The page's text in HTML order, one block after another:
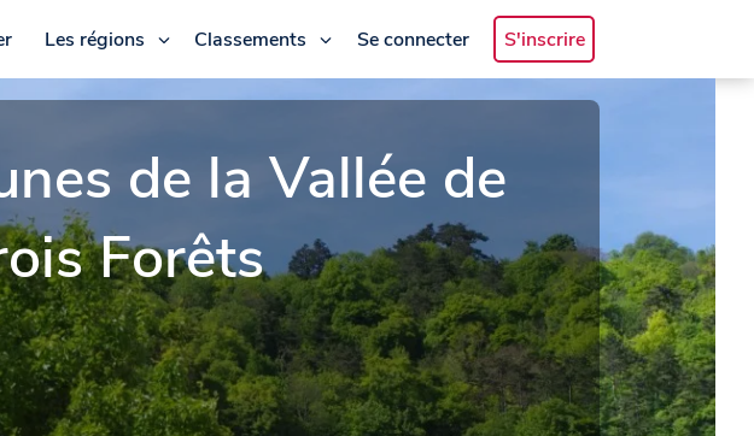
Les régions Classements Se connecter S'inscrire
de la Vallée de
Forêts